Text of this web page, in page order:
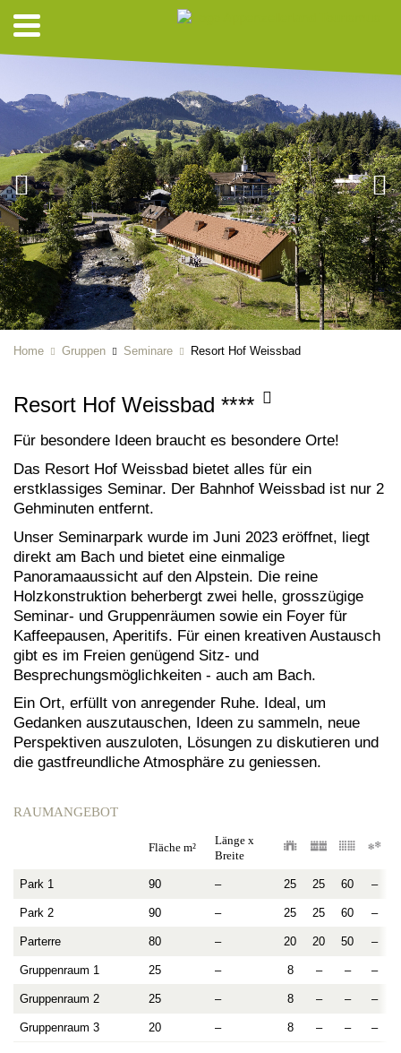
Home Gruppen Seminare Resort Hof Weissbad
Resort Hof Weissbad ****
Für besondere Ideen braucht es besondere Orte!
Das Resort Hof Weissbad bietet alles für ein
erstklassiges Seminar. Der Bahnhof Weissbad ist nur 2
Gehminuten entfernt.
Unser Seminarpark wurde im Juni 2023 eröffnet, liegt
direkt am Bach und bietet eine einmalige
Panoramaaussicht auf den Alpstein. Die reine
Holzkonstruktion beherbergt zwei helle, grosszügige
Seminar- und Gruppenräumen sowie ein Foyer für
Kaffeepausen, Aperitifs. Für einen kreativen Austausch
gibt es im Freien genügend Sitz- und
Besprechungsmöglichkeiten - auch am Bach.
Ein Ort, erfüllt von anregender Ruhe. Ideal, um
Gedanken auszutauschen, Ideen zu sammeln, neue
Perspektiven auszuloten, Lösungen zu diskutieren und
die gastfreundliche Atmosphäre zu geniessen.
RAUMANGEBOT
Fläche m²
Länge x
Breite
Park 1 90 – 25 25 60 –
Park 2 90 – 25 25 60 –
Parterre 80 – 20 20 50 –
Gruppenraum 1 25 – 8 – – –
Gruppenraum 2 25 – 8 – – –
Gruppenraum 3 20 – 8 – – –